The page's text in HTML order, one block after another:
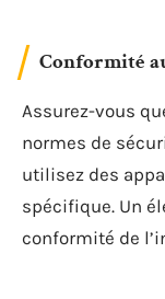
Conformité
Assurez-vous
normes de
utilisez des
spécifique. Un
conformité de